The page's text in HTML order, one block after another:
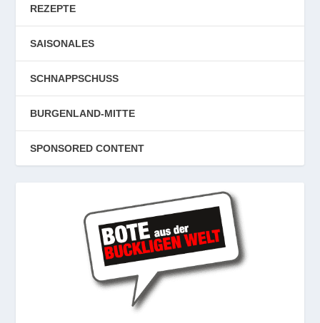
REZEPTE
SAISONALES
SCHNAPPSCHUSS
BURGENLAND-MITTE
SPONSORED CONTENT